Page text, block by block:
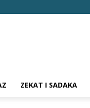
ZEKAT I SADAKA